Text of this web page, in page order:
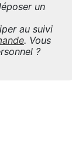
un
au suivi
. Vous
?